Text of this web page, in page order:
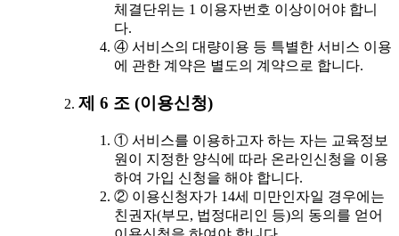
체결단위는 1 이용자번호 이상이어야 합니
다.
④ 서비스의 대량이용 등 특별한 서비스 이용
에 관한 계약은 별도의 계약으로 합니다.
제 6 조 (이용신청)
① 서비스를 이용하고자 하는 자는 교육정보
원이 지정한 양식에 따라 온라인신청을 이용
하여 가입 신청을 해야 합니다.
② 이용신청자가 14세 미만인자일 경우에는
친권자(부모, 법정대리인 등)의 동의를 얻어